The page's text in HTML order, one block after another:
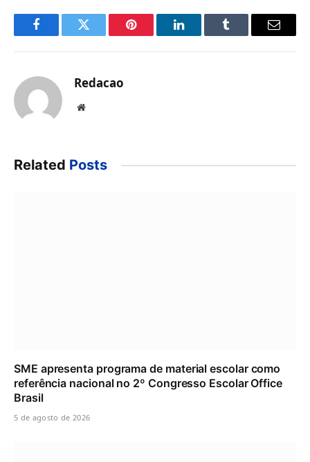
FacebookTwitter Pinterest LinkedInTumblr Email
Redacao
Website
Related Posts
SME apresenta programa de material escolar como
referência nacional no 2º Congresso Escolar Office
Brasil
5 de agosto de 2026